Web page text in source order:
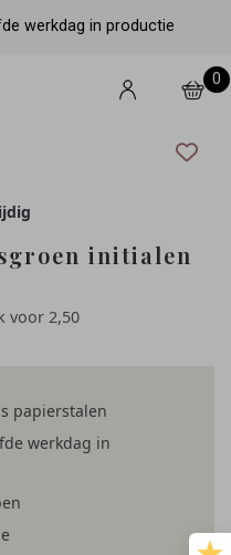
werkdag in productie
0
initialen
voor 2,50
papierstalen
werkdag in